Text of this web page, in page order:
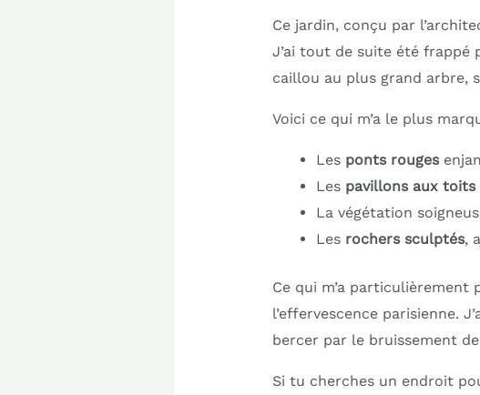
Ce jardin, conçu par
J’ai tout de suite été frappé
caillou au plus grand arbre,
Voici ce qui m’a le plus
Les ponts rouges
Les pavillons aux toits
La végétation
Les rochers sculptés,
Ce qui m’a particulièrement
l’effervescence parisienne.
bercer par le bruissement
Si tu cherches un endroit